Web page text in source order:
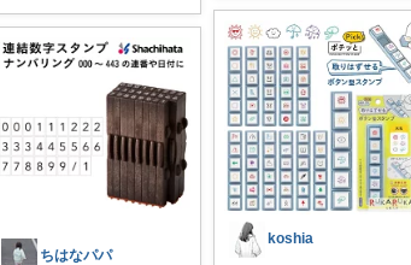
ちはなパパ
koshia